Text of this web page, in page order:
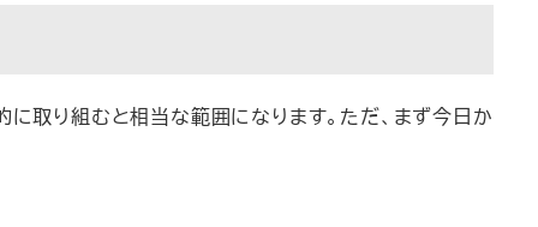
取り組むと相当な範囲になります。ただ、まず今日か